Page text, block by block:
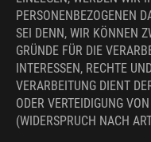
PERSONENBEZOGENEN
SEI DENN, WIR KÖNNEN
GRÜNDE FÜR DIE
INTERESSEN, RECHTE
VERARBEITUNG DIENT
ODER VERTEIDIGUNG
(WIDERSPRUCH NACH